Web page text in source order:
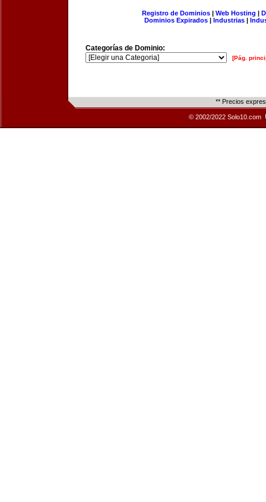
Registro de Dominios| Web Hosting |
Dominios Expirados | Industrias |
Categorías de Dominio:
[Pág.
** Precios
© 2002/2022 Solo10.com